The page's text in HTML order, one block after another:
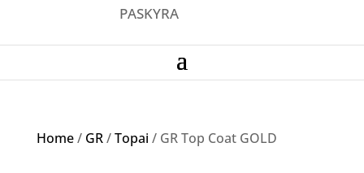
PASKYRA
Home/ GR/Topai / GR Top Coat GOLD